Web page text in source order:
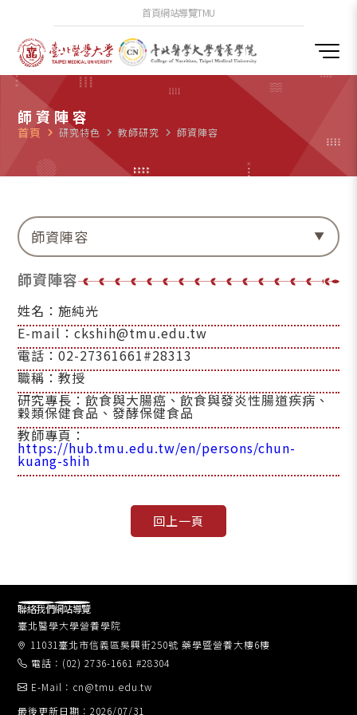
首頁網站導覽TMU
師資陣容
首頁 navigate_next 研究特色 navigate_next 教師研究 navigate_next 師資陣容
師資陣容
師資陣容
姓名：施純光
E-mail：ckshih@tmu.edu.tw
電話：02-27361661#28313
職稱：教授
研究專長：飲食與大腸癌、飲食與發炎性腸道疾病、
穀類保健食品、發酵保健食品
教師專頁：
https://hub.tmu.edu.tw/en/persons/chun-
kuang-shih
臺北醫學大學營養學院
11031臺北市信義區吳興街250號 藥學暨營養大樓6樓
電話：(02) 2736-1661 #28304
E-Mail：cn@tmu.edu.tw
最後更新日期：2026/07/31
聯絡我們網站導覽